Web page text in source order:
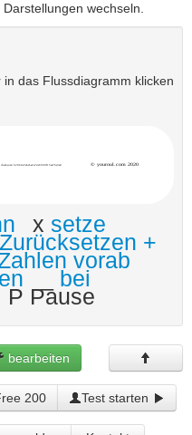
wechseln.
das Flussdiagramm klicken
x setze
Zurücksetzen +
vorab
bei
P Pause
bearbeiten
200 Test starten